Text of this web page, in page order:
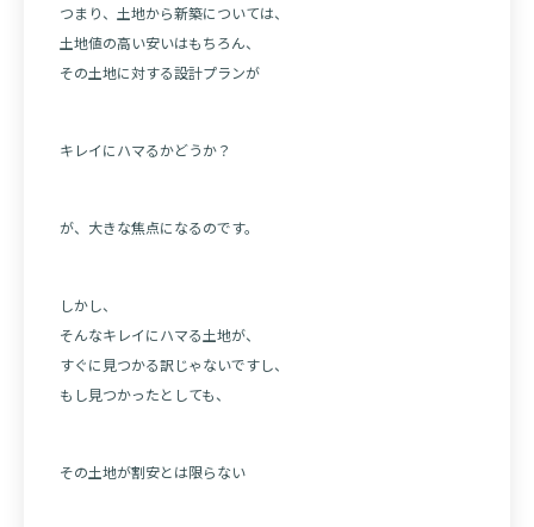
つまり、土地から新築については、
土地値の高い安いはもちろん、
その土地に対する設計プランが
キレイにハマるかどうか？
が、大きな焦点になるのです。
しかし、
そんなキレイにハマる土地が、
すぐに見つかる訳じゃないですし、
もし見つかったとしても、
その土地が割安とは限らない